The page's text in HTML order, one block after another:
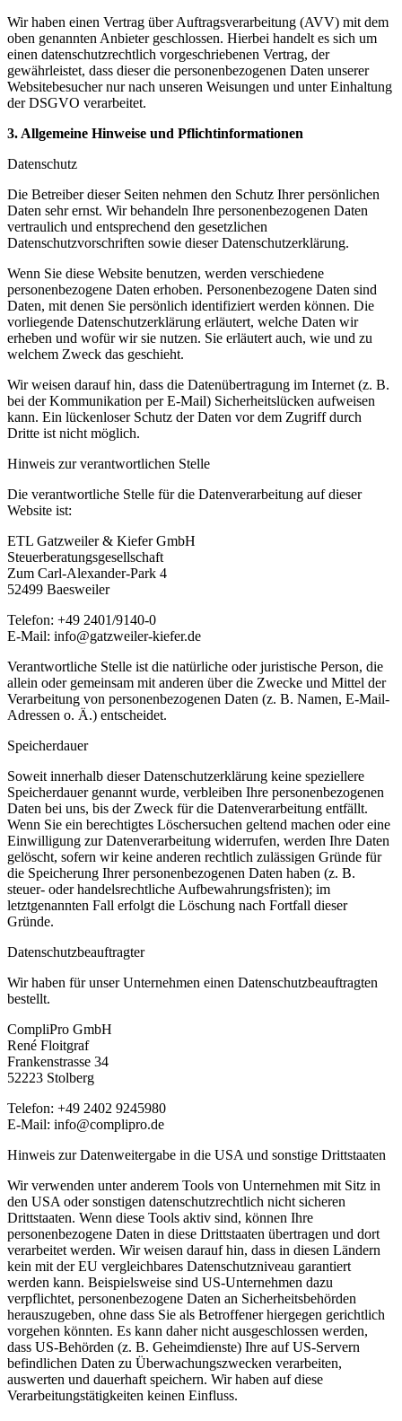
Wir haben einen Vertrag über Auftragsverarbeitung (AVV) mit dem
oben genannten Anbieter geschlossen. Hierbei handelt es sich um
einen datenschutzrechtlich vorgeschriebenen Vertrag, der
gewährleistet, dass dieser die personenbezogenen Daten unserer
Websitebesucher nur nach unseren Weisungen und unter Einhaltung
der DSGVO verarbeitet.
3. Allgemeine Hinweise und Pflichtinformationen
Datenschutz
Die Betreiber dieser Seiten nehmen den Schutz Ihrer persönlichen
Daten sehr ernst. Wir behandeln Ihre personenbezogenen Daten
vertraulich und entsprechend den gesetzlichen
Datenschutzvorschriften sowie dieser Datenschutzerklärung.
Wenn Sie diese Website benutzen, werden verschiedene
personenbezogene Daten erhoben. Personenbezogene Daten sind
Daten, mit denen Sie persönlich identifiziert werden können. Die
vorliegende Datenschutzerklärung erläutert, welche Daten wir
erheben und wofür wir sie nutzen. Sie erläutert auch, wie und zu
welchem Zweck das geschieht.
Wir weisen darauf hin, dass die Datenübertragung im Internet (z. B.
bei der Kommunikation per E-Mail) Sicherheitslücken aufweisen
kann. Ein lückenloser Schutz der Daten vor dem Zugriff durch
Dritte ist nicht möglich.
Hinweis zur verantwortlichen Stelle
Die verantwortliche Stelle für die Datenverarbeitung auf dieser
Website ist:
ETL Gatzweiler & Kiefer GmbH
Steuerberatungsgesellschaft
Zum Carl-Alexander-Park 4
52499 Baesweiler
Telefon: +49 2401/9140-0
E-Mail: info@gatzweiler-kiefer.de
Verantwortliche Stelle ist die natürliche oder juristische Person, die
allein oder gemeinsam mit anderen über die Zwecke und Mittel der
Verarbeitung von personenbezogenen Daten (z. B. Namen, E-Mail-
Adressen o. Ä.) entscheidet.
Speicherdauer
Soweit innerhalb dieser Datenschutzerklärung keine speziellere
Speicherdauer genannt wurde, verbleiben Ihre personenbezogenen
Daten bei uns, bis der Zweck für die Datenverarbeitung entfällt.
Wenn Sie ein berechtigtes Löschersuchen geltend machen oder eine
Einwilligung zur Datenverarbeitung widerrufen, werden Ihre Daten
gelöscht, sofern wir keine anderen rechtlich zulässigen Gründe für
die Speicherung Ihrer personenbezogenen Daten haben (z. B.
steuer- oder handelsrechtliche Aufbewahrungsfristen); im
letztgenannten Fall erfolgt die Löschung nach Fortfall dieser
Gründe.
Datenschutzbeauftragter
Wir haben für unser Unternehmen einen Datenschutzbeauftragten
bestellt.
CompliPro GmbH
René Floitgraf
Frankenstrasse 34
52223 Stolberg
Telefon: +49 2402 9245980
E-Mail: info@complipro.de
Hinweis zur Datenweitergabe in die USA und sonstige Drittstaaten
Wir verwenden unter anderem Tools von Unternehmen mit Sitz in
den USA oder sonstigen datenschutzrechtlich nicht sicheren
Drittstaaten. Wenn diese Tools aktiv sind, können Ihre
personenbezogene Daten in diese Drittstaaten übertragen und dort
verarbeitet werden. Wir weisen darauf hin, dass in diesen Ländern
kein mit der EU vergleichbares Datenschutzniveau garantiert
werden kann. Beispielsweise sind US-Unternehmen dazu
verpflichtet, personenbezogene Daten an Sicherheitsbehörden
herauszugeben, ohne dass Sie als Betroffener hiergegen gerichtlich
vorgehen könnten. Es kann daher nicht ausgeschlossen werden,
dass US-Behörden (z. B. Geheimdienste) Ihre auf US-Servern
befindlichen Daten zu Überwachungszwecken verarbeiten,
auswerten und dauerhaft speichern. Wir haben auf diese
Verarbeitungstätigkeiten keinen Einfluss.